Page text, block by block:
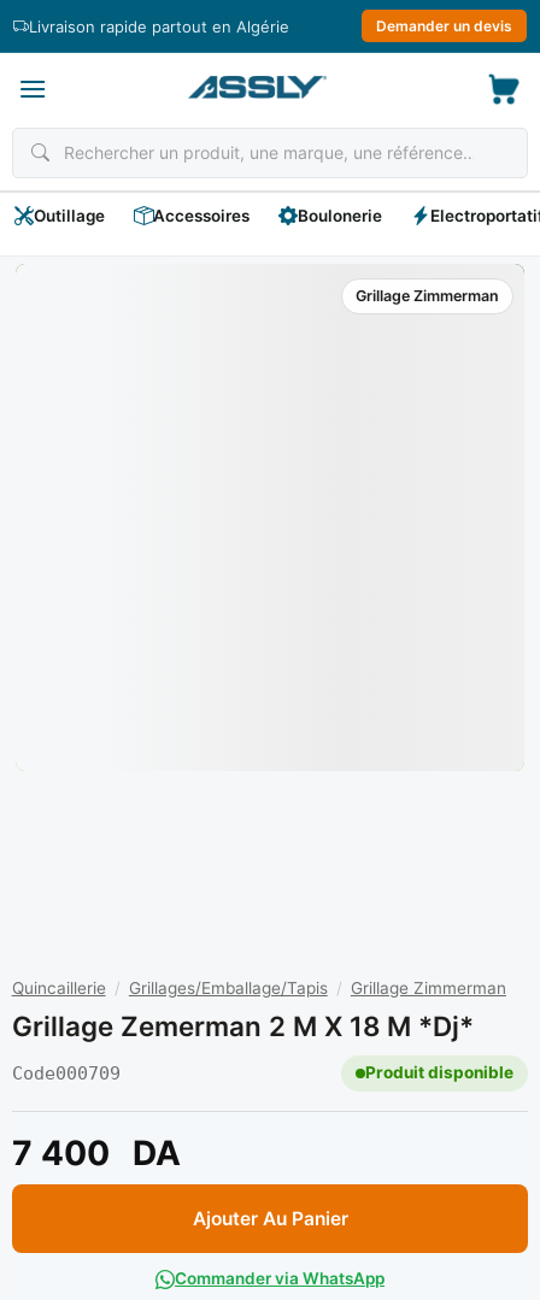
Livraison rapide partout en Algérie Demander un devis
Outillage Accessoires Boulonerie
Grillage Zimmerman
Quincaillerie / Grillages/Emballage/Tapis / Grillage Zimmerman
Grillage Zemerman 2 M X 18 M *dj*
Code000709 Produit disponible
7 400 DA
Ajouter Au Panier
Commander via WhatsApp